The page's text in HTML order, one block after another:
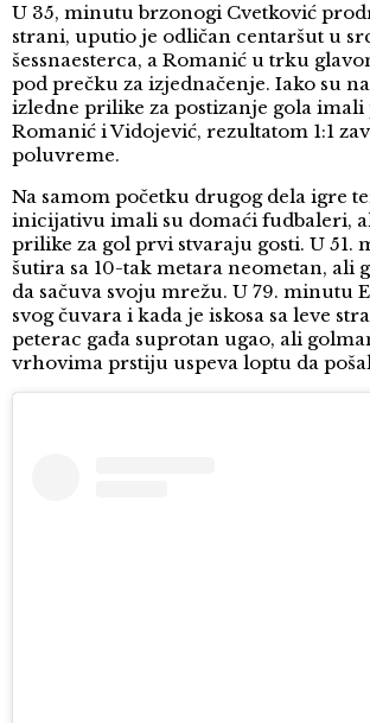
U 35, minutu brzonogi Cvetković
strani, uputio je odličan centaršut u
šessnaesterca, a Romanić u trku
pod prečku za izjednačenje. Iako su
izledne prilike za postizanje gola imali
Romanić i Vidojević, rezultatom 1:1
poluvreme.
Na samom početku drugog dela igre
inicijativu imali su domaći fudbaleri,
prilike za gol prvi stvaraju gosti. U 51.
šutira sa 10-tak metara neometan, ali
da sačuva svoju mrežu. U 79. minutu
svog čuvara i kada je iskosa sa leve
peterac gađa suprotan ugao, ali
vrhovima prstiju uspeva loptu da